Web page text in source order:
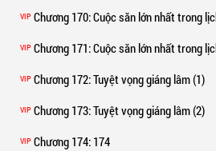
VIP Chương 170: Cuộc săn lớn nhất trong
VIP Chương 171: Cuộc săn lớn nhất trong
VIP Chương 172: Tuyệt vọng giáng lâm (1)
VIP Chương 173: Tuyệt vọng giáng lâm (2)
VIP Chương 174: 174